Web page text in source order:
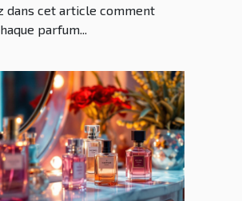
dans cet article comment
parfum...